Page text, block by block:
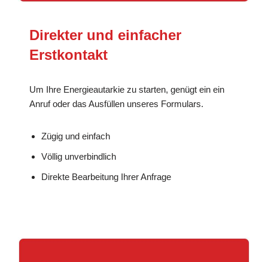
Direkter und einfacher
Erstkontakt
Um Ihre Energieautarkie zu starten, genügt ein ein
Anruf oder das Ausfüllen unseres Formulars.
Zügig und einfach
Völlig unverbindlich
Direkte Bearbeitung Ihrer Anfrage